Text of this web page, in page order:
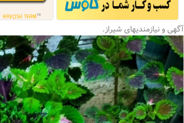
آگهی و نیازمندیهای شیراز.